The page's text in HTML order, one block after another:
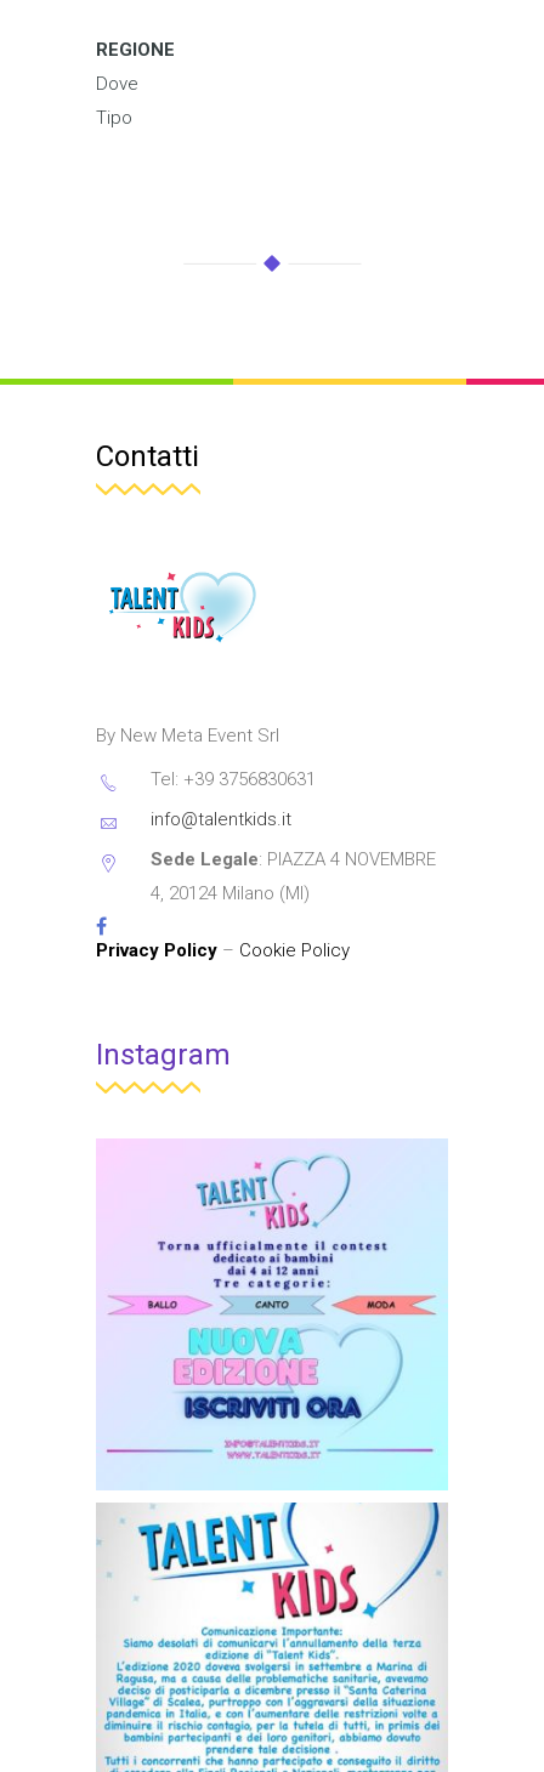
REGIONE
Dove
Tipo
Contatti
By New Meta Event Srl
Tel: +39 3756830631
info@talentkids.it
Sede Legale: PIAZZA 4 NOVEMBRE
4, 20124 Milano (MI)
Privacy Policy – Cookie Policy
Instagram